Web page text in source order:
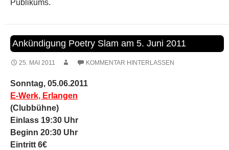
Publikums.
Ankündigung Poetry Slam am 5. Juni 2011
25. MAI 2011 KOMMENTAR HINTERLASSEN
Sonntag, 05.06.2011
E-Werk, Erlangen
(Clubbühne)
Einlass 19:30 Uhr
Beginn 20:30 Uhr
Eintritt 6€